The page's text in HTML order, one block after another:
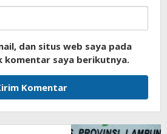
dan situs web saya pada
komentar saya berikutnya.